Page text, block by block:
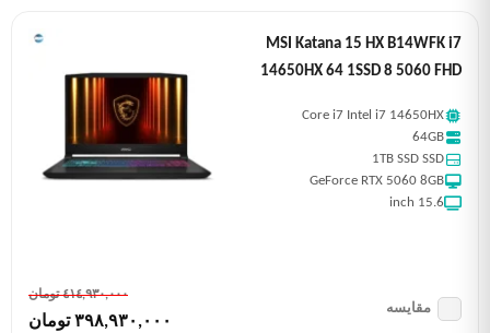
MSI Katana 15 HX B14WFK i7
14650HX 64 1SSD 8 5060 FHD
Core i7 Intel i7 14650HX
64GB
1TB SSD SSD
GeForce RTX 5060 8GB
15.6 inch
٤١٤,٩٣٠,٠٠٠ تومان
٣٩٨,٩٣٠,٠٠٠ تومان
مقایسه